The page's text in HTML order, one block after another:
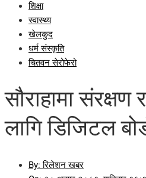
शिक्षा
स्वास्थ्य
खेलकुद
धर्म संस्कृति
चितवन सेरोफेरो
सौराहामा संरक्षण
लागि डिजिटल
By: रिलेशन खबर